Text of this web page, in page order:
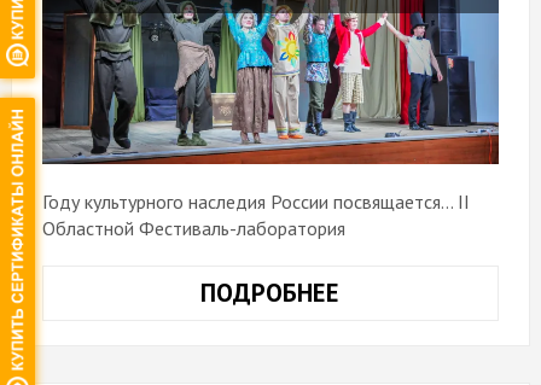
Году культурного наследия России посвящается… II
Областной Фестиваль-лаборатория
ПОДРОБНЕЕ